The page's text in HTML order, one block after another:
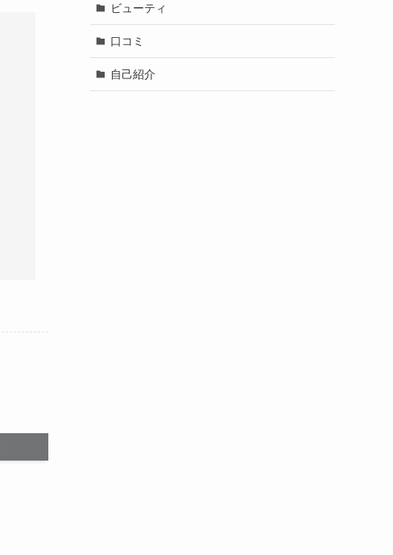
ビューティ
口コミ
自己紹介